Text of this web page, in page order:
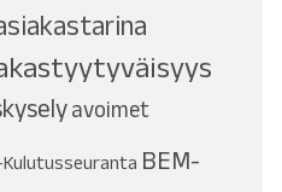
avoimet
Kulutusseuranta BEM-